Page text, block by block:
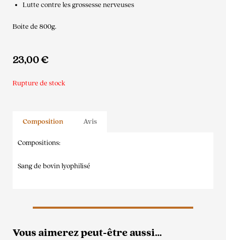
Lutte contre les grossesse nerveuses
Boite de 800g.
23,00€
Rupture de stock
Composition Avis
Compositions:
Sang de bovin lyophilisé
Vous aimerez peut-être aussi…